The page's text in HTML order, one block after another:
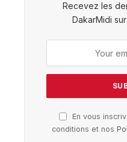
Recevez les
DakarMidi
En vous
conditions et nos